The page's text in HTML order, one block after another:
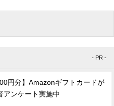
- PR -
円分】Amazonギフトカードが
アンケート実施中